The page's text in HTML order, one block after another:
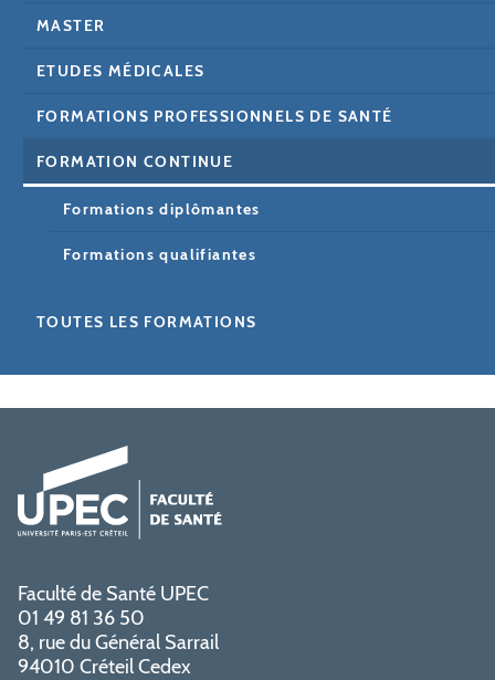
MASTER
ETUDES MÉDICALES
FORMATIONS PROFESSIONNELS DE SANTÉ
FORMATION CONTINUE
Formations diplômantes
Formations qualifiantes
TOUTES LES FORMATIONS
Faculté de Santé UPEC
01 49 81 36 50
8, rue du Général Sarrail
94010 Créteil Cedex